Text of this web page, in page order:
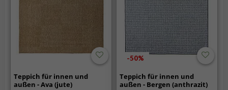
Teppich für innen und
außen - Ava (jute)
-50%
Teppich für innen und
außen - Bergen (anthrazit)